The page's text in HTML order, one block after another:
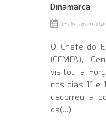
Dinamarca
13 de Janeiro
O Chefe do
(CEMFA),
visitou a
nos dias 11 e
decorreu a
da(...)